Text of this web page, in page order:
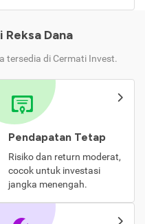
Dana
tersedia di Cermati Invest.
Pendapatan Tetap
Risiko dan return moderat,
cocok untuk investasi
jangka menengah.